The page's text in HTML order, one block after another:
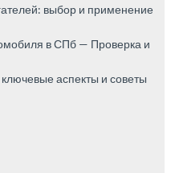
выбор и применение
в СПб — Проверка и
аспекты и советы